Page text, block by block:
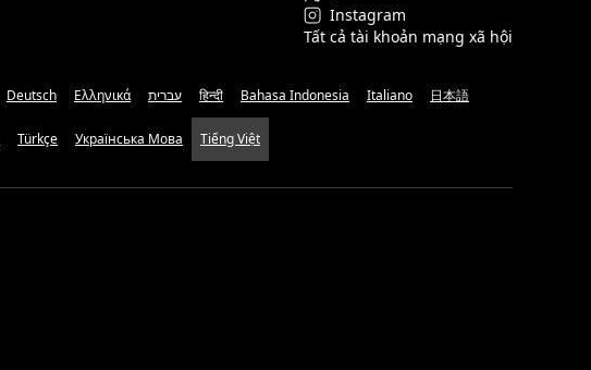
Instagram
Tất cả tài khoản mạng xã hội
Deutsch Ελληνικά עברית हिन्दी Bahasa Indonesia Italiano 日本語
Türkçe Українська Мова Tiếng Việt